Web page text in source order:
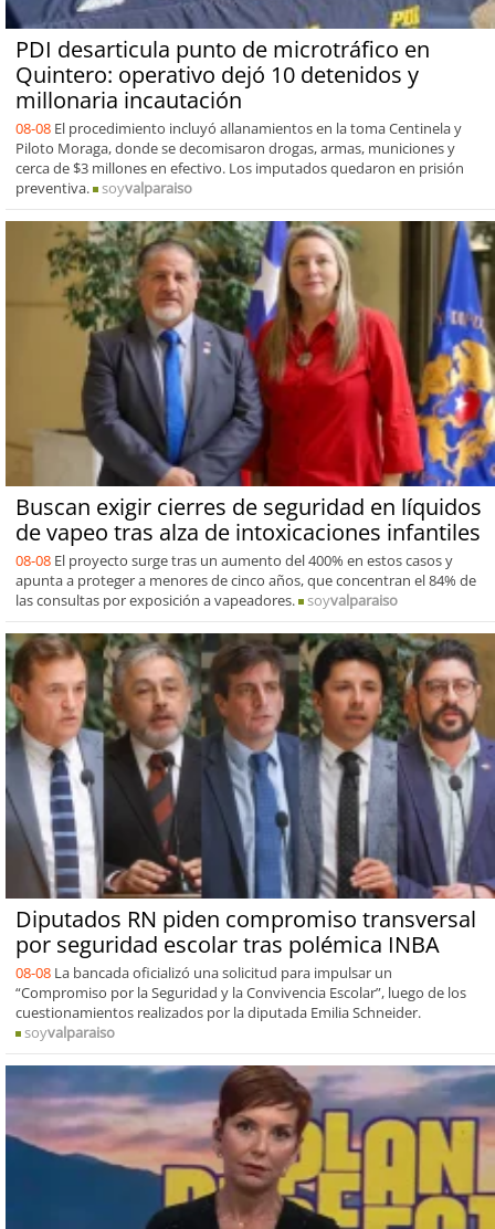
PDI desarticula punto de microtráfico en
Quintero: operativo dejó 10 detenidos y
millonaria incautación
08-08 El procedimiento incluyó allanamientos en la toma Centinela y
Piloto Moraga, donde se decomisaron drogas, armas, municiones y
cerca de $3 millones en efectivo. Los imputados quedaron en prisión
preventiva.
soyvalparaiso
Buscan exigir cierres de seguridad en líquidos
de vapeo tras alza de intoxicaciones infantiles
08-08 El proyecto surge tras un aumento del 400% en estos casos y
apunta a proteger a menores de cinco años, que concentran el 84% de
las consultas por exposición a vapeadores.
soyvalparaiso
Diputados RN piden compromiso transversal
por seguridad escolar tras polémica INBA
08-08 La bancada oficializó una solicitud para impulsar un
“Compromiso por la Seguridad y la Convivencia Escolar”, luego de los
cuestionamientos realizados por la diputada Emilia Schneider.
soyvalparaiso